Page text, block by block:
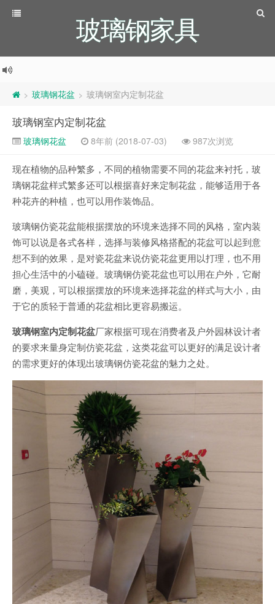
玻璃钢家具
> 玻璃钢花盆 > 玻璃钢室内定制花盆
玻璃钢室内定制花盆
玻璃钢花盆 8年前 (2018-07-03) 987次浏览
现在植物的品种繁多，不同的植物需要不同的花盆来衬托，玻
璃钢花盆样式繁多还可以根据喜好来定制花盆，能够适用于各
种花卉的种植，也可以用作装饰品。
玻璃钢仿瓷花盆能根据摆放的环境来选择不同的风格，室内装
饰可以说是各式各样，选择与装修风格搭配的花盆可以起到意
想不到的效果，是对瓷花盆来说仿瓷花盆更用以打理，也不用
担心生活中的小磕碰。玻璃钢仿瓷花盆也可以用在户外，它耐
磨，美观，可以根据摆放的环境来选择花盆的样式与大小，由
于它的质轻于普通的花盆相比更容易搬运。
玻璃钢室内定制花盆厂家根据可现在消费者及户外园林设计者
的要求来量身定制仿瓷花盆，这类花盆可以更好的满足设计者
的需求更好的体现出玻璃钢仿瓷花盆的魅力之处。